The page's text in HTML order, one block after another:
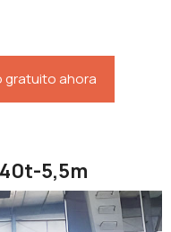
gratuito ahora
5,5m